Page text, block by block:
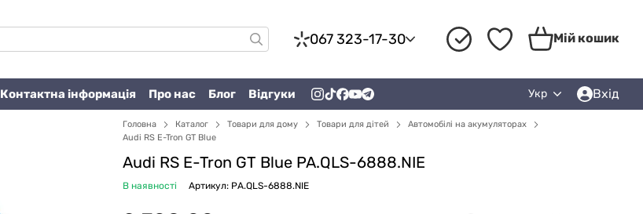
067 323-17-30 Мій кошик
Контактна інформація Про нас Блог Відгуки Укр Вхід
Головна Каталог Товари для дому Товари для дітей
Автомобілі на акумуляторах
Audi RS E-Tron GT Blue
Audi RS E-Tron GT Blue PA.QLS-6888.NIE
В наявності Артикул: PA.QLS-6888.NIE